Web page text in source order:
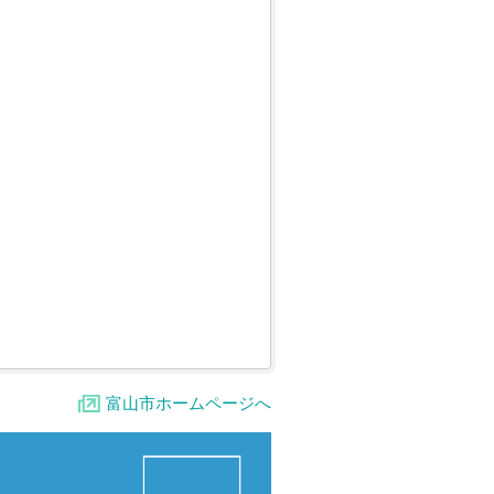
富山市ホームページへ